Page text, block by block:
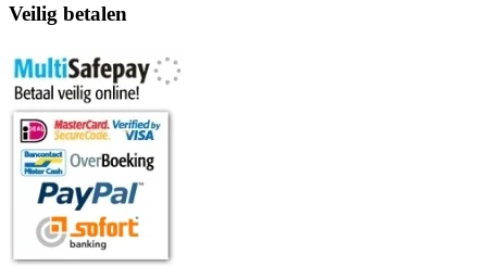
Veilig betalen